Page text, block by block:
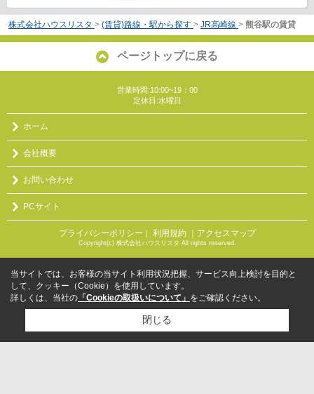
株式会社ハウスリスタ > (賃貸)路線・駅から探す > JR高崎線 > 熊谷駅の賃貸
ページトップに戻る
営業時間:10:00~19：00
定休日:水曜日
ホーム
会社概要
お問い合わせ
PCサイト
プライバシーポリシー ｜ 利用規約 ｜アクセスマップ
Copyright(c) 株式会社ハウスリスタ All rights reserved.
当サイトでは、お客様の当サイト利用状況把握、サービス向上検討を目的と
して、クッキー（Cookie）を使用しています。
詳しくは、当社の 「Cookieの取扱いについて」 をご確認ください。
閉じる